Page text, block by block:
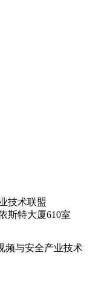
技术联盟
斯特大厦610室
频与安全产业技术